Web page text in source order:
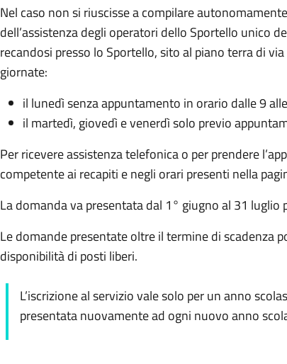
Nel caso non si riuscisse a compilare
dell’assistenza degli operatori dello Sportello unico
recandosi presso lo Sportello, sito al piano terra di
giornate:
il lunedì senza appuntamento in orario dalle 9
il martedì, giovedì e venerdì solo previo
Per ricevere assistenza telefonica o per prendere
competente ai recapiti e negli orari presenti nella
La domanda va presentata dal 1° giugno al 31 luglio
Le domande presentate oltre il termine di scadenza
disponibilità di posti liberi.
L’iscrizione al servizio vale solo per un anno
presentata nuovamente ad ogni nuovo anno